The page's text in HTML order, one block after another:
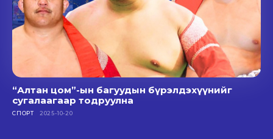
“Алтан цом”-ын багуудын бүрэлдэхүүнийг
сугалаагаар тодруулна
СПОРТ 2025-10-20